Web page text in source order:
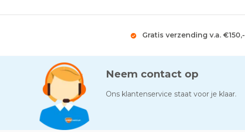
Gratis verzending v.a. €150,-
Neem contact op
Ons klantenservice staat voor je klaar.